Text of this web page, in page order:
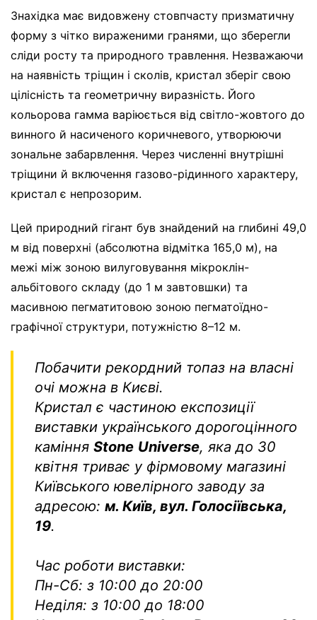
Знахідка має видовжену стовпчасту призматичну
форму з чітко вираженими гранями, що зберегли
сліди росту та природного травлення. Незважаючи
на наявність тріщин і сколів, кристал зберіг свою
цілісність та геометричну виразність. Його
кольорова гамма варіюється від світло-жовтого до
винного й насиченого коричневого, утворюючи
зональне забарвлення. Через численні внутрішні
тріщини й включення газово-рідинного характеру,
кристал є непрозорим.
Цей природний гігант був знайдений на глибині 49,0
м від поверхні (абсолютна відмітка 165,0 м), на
межі між зоною вилуговування мікроклін-
альбітового складу (до 1 м завтовшки) та
масивною пегматитовою зоною пегматоїдно-
графічної структури, потужністю 8–12 м.
Побачити рекордний топаз на власні
очі можна в Києві.
Кристал є частиною експозиції
виставки українського дорогоцінного
каміння Stone Universe, яка до 30
квітня триває у фірмовому магазині
Київського ювелірного заводу за
адресою: м. Київ, вул. Голосіївська,
19.
Час роботи виставки:
Пн-Сб: з 10:00 до 20:00
Неділя: з 10:00 до 18:00